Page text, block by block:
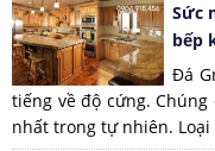
Sức
bếp
Đá
tiếng về độ cứng.
nhất trong tự nhiên. Loại